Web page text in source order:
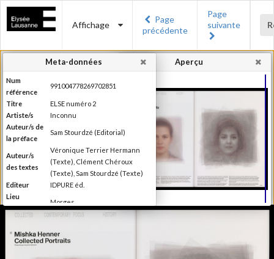
Affichage
Page
précédente
Page
suivante
Aperçu
Meta-données
Num
référence
991004778269702851
Titre
ELSE numéro 2
Artiste/s
Inconnu
Auteur/s de
la préface
Sam Stourdzé (Editorial)
Auteur/s
des textes
Véronique Terrier Hermann
(Texte), Clément Chéroux
(Texte), Sam Stourdzé (Texte)
Editeur
IDPURE éd.
Lieu
d'édition
Morges
Date
d'édition
Production du Musée de